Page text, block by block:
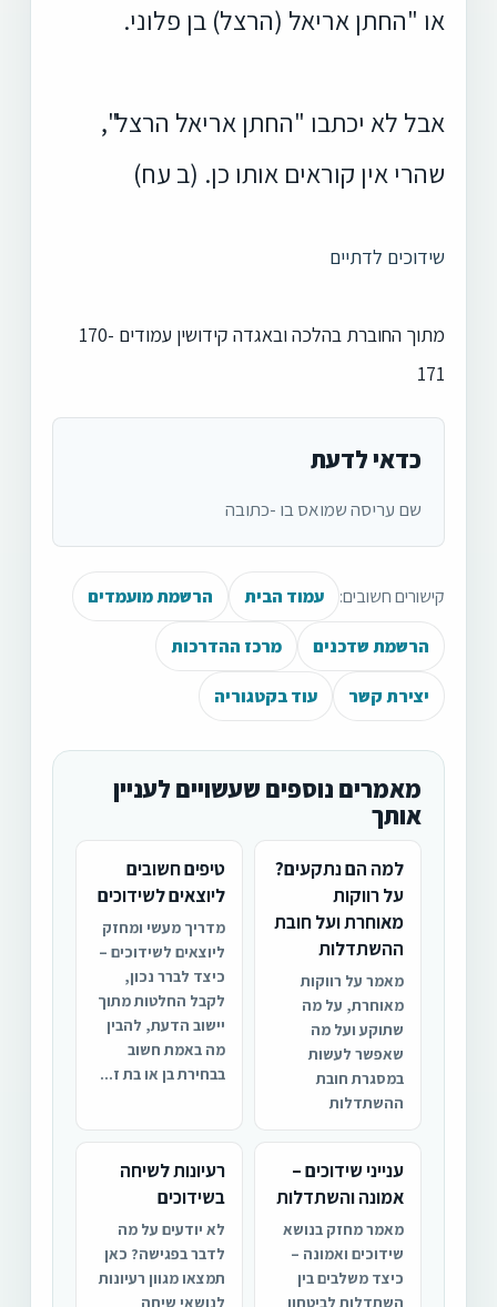
או "החתן אריאל (הרצל) בן פלוני.
אבל לא יכתבו "החתן אריאל הרצל",
שהרי אין קוראים אותו כן. (ב עח)
שידוכים לדתיים
מתוך החוברת בהלכה ובאגדה קידושין עמודים 170-
171
כדאי לדעת
שם עריסה שמואס בו -כתובה
קישורים חשובים: עמוד הבית הרשמת מועמדים
הרשמת שדכנים מרכז ההדרכות
יצירת קשר עוד בקטגוריה
מאמרים נוספים שעשויים לעניין
אותך
למה הם נתקעים?
על רווקות
מאוחרת ועל חובת
ההשתדלות
מאמר על רווקות
מאוחרת, על מה
שתוקע ועל מה
שאפשר לעשות
במסגרת חובת
ההשתדלות
טיפים חשובים
ליוצאים לשידוכים
מדריך מעשי ומחזק
ליוצאים לשידוכים –
כיצד לברר נכון,
לקבל החלטות מתוך
יישוב הדעת, להבין
מה באמת חשוב
בבחירת בן או בת ז...
ענייני שידוכים –
אמונה והשתדלות
מאמר מחזק בנושא
שידוכים ואמונה –
כיצד משלבים בין
השתדלות לביטחון
רעיונות לשיחה
בשידוכים
לא יודעים על מה
לדבר בפגישה? כאן
תמצאו מגוון רעיונות
לנושאי שיחה